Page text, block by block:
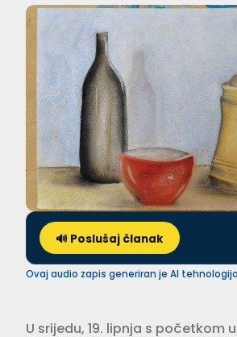
🔊 Poslušaj članak
Ovaj audio zapis generiran je AI
U srijedu, 19. lipnja s početkom